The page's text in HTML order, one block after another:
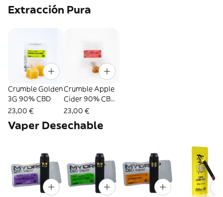
Extracción Pura
Crumble Golden
3G 90% CBD
23,00 €
Crumble Apple
Cider 90% CBD
3G
23,00 €
Vaper Desechable